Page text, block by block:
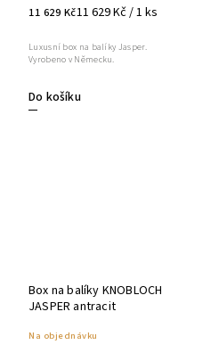
11 629 Kč11 629 Kč / 1 ks
Do košíku
Luxusní box na balíky Jasper.
Vyrobeno v Německu.
Box na balíky KNOBLOCH
JASPER antracit
Na objednávku